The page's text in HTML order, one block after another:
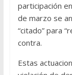
participación
de marzo se
“citado” para
contra.
Estas